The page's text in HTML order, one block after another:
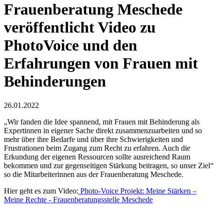
Frauenberatung Meschede
veröffentlicht Video zu
PhotoVoice und den
Erfahrungen von Frauen mit
Behinderungen
26.01.2022
„Wir fanden die Idee spannend, mit Frauen mit Behinderung als
Expertinnen in eigener Sache direkt zusammenzuarbeiten und so
mehr über ihre Bedarfe und über ihre Schwierigkeiten und
Frustrationen beim Zugang zum Recht zu erfahren. Auch die
Erkundung der eigenen Ressourcen sollte ausreichend Raum
bekommen und zur gegenseitigen Stärkung beitragen, so unser Ziel“
so die Mitarbeiterinnen aus der Frauenberatung Meschede.
Hier geht es zum Video: Photo-Voice Projekt: Meine Stärken –
Meine Rechte - Frauenberatungsstelle Meschede